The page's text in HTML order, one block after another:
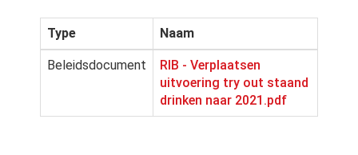
Type Naam
Beleidsdocument
RIB - Verplaatsen
uitvoering try out staand
drinken naar 2021.pdf